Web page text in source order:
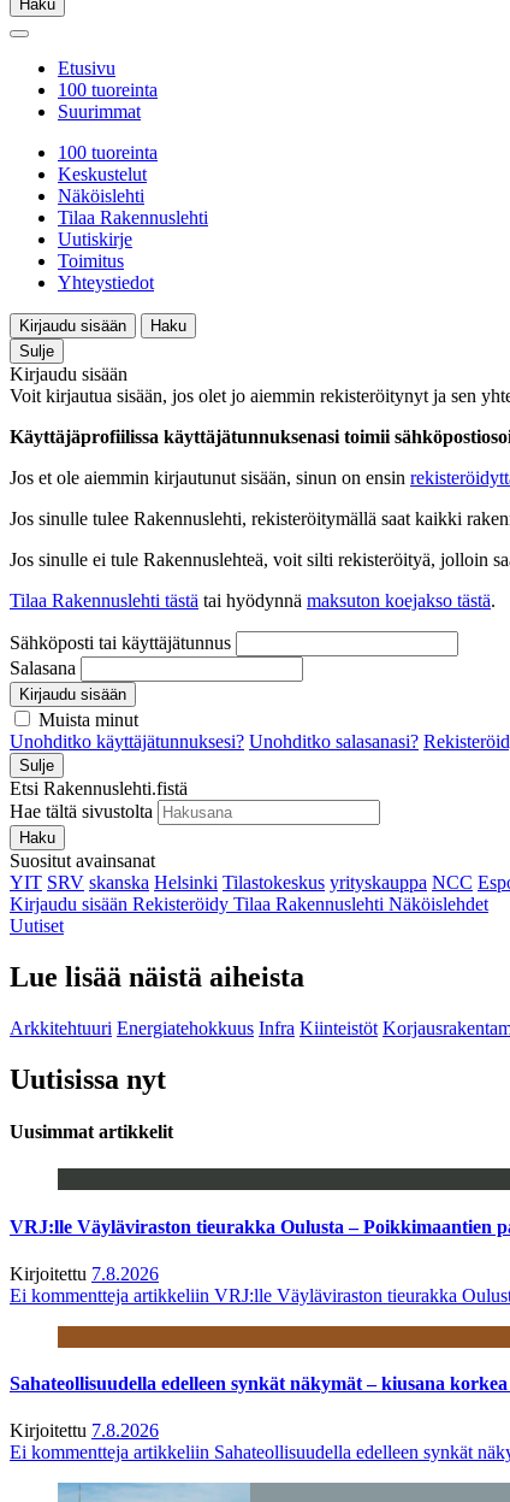
Haku
Etusivu
100 tuoreinta
Suurimmat
100 tuoreinta
Keskustelut
Näköislehti
Tilaa Rakennuslehti
Uutiskirje
Toimitus
Yhteystiedot
Kirjaudu sisään
Haku
Sulje
Kirjaudu sisään
Voit kirjautua sisään, jos olet jo aiemmin rekisteröitynyt ja sen
Käyttäjäprofiilissa käyttäjätunnuksenasi toimii
Jos et ole aiemmin kirjautunut sisään, sinun on ensin
Jos sinulle tulee Rakennuslehti, rekisteröitymällä saat kaikki
Jos sinulle ei tule Rakennuslehteä, voit silti rekisteröityä, jolloin
Tilaa Rakennuslehti tästä tai hyödynnä maksuton koejakso tästä.
Sähköposti tai käyttäjätunnus
Salasana
Kirjaudu sisään
Muista minut
Unohditko käyttäjätunnuksesi? Unohditko salasanasi?
Sulje
Etsi Rakennuslehti.fistä
Hae tältä sivustolta
Haku
Suositut avainsanat
YIT SRV skanska Helsinki Tilastokeskus yrityskauppa NCC
Kirjaudu sisään Rekisteröidy Tilaa Rakennuslehti Näköislehdet
Uutiset
Lue lisää näistä aiheista
Arkkitehtuuri Energiatehokkuus Infra Kiinteistöt
Uutisissa nyt
Uusimmat artikkelit
VRJ:lle Väyläviraston tieurakka Oulusta – Poikkimaantien
Kirjoitettu 7.8.2026
Ei kommentteja artikkeliin VRJ:lle Väyläviraston tieurakka
Sahateollisuudella edelleen synkät näkymät – kiusana
Kirjoitettu 7.8.2026
Ei kommentteja artikkeliin Sahateollisuudella edelleen synkät